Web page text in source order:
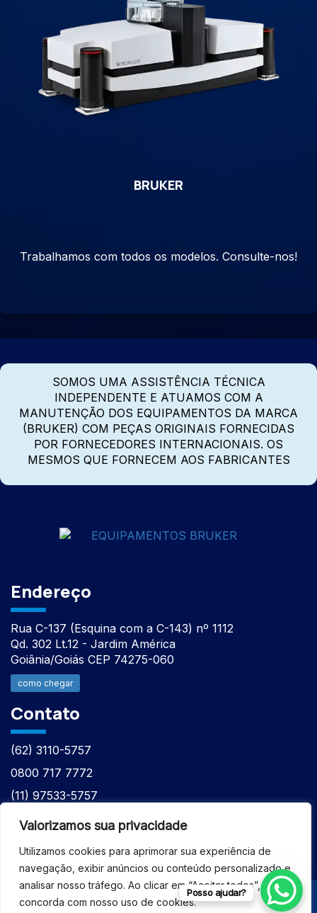
Valorizamos sua privacidade
Utilizamos cookies para aprimorar sua experiência de
navegação, exibir anúncios ou conteúdo personalizado e
analisar nosso tráfego. Ao clicar em “Aceitar todos”, você
concorda com nosso uso de cookies.
BRUKER
Trabalhamos com todos os modelos. Consulte-nos!
SOMOS UMA ASSISTÊNCIA TÉCNICA
INDEPENDENTE E ATUAMOS COM A
MANUTENÇÃO DOS EQUIPAMENTOS DA MARCA
(BRUKER) COM PEÇAS ORIGINAIS FORNECIDAS
POR FORNECEDORES INTERNACIONAIS. OS
MESMOS QUE FORNECEM AOS FABRICANTES
Endereço
Rua C-137 (Esquina com a C-143) nº 1112
Qd. 302 Lt.12 - Jardim América
Goiânia/Goiás CEP 74275-060
como chegar
Contato
(62) 3110-5757
0800 717 7772
(11) 97533-5757
(62) 98610-7777
Posso ajudar?